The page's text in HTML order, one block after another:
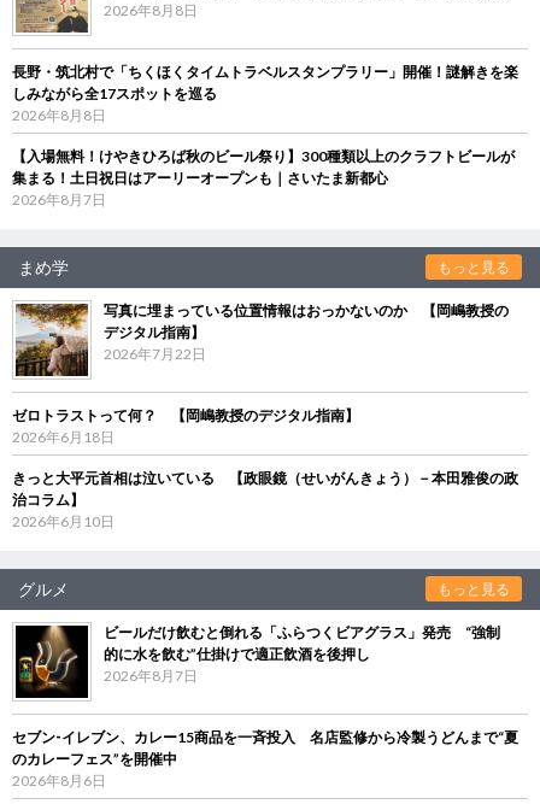
2026年8月8日
長野・筑北村で「ちくほくタイムトラベルスタンプラリー」開催！謎解きを楽
しみながら全17スポットを巡る
2026年8月8日
【入場無料！けやきひろば秋のビール祭り】300種類以上のクラフトビールが
集まる！土日祝日はアーリーオープンも｜さいたま新都心
2026年8月7日
まめ学 もっと見る
写真に埋まっている位置情報はおっかないのか 【岡嶋教授の
デジタル指南】
2026年7月22日
ゼロトラストって何？ 【岡嶋教授のデジタル指南】
2026年6月18日
きっと大平元首相は泣いている 【政眼鏡（せいがんきょう）－本田雅俊の政
治コラム】
2026年6月10日
グルメ もっと見る
ビールだけ飲むと倒れる「ふらつくビアグラス」発売 “強制
的に水を飲む”仕掛けで適正飲酒を後押し
2026年8月7日
セブン‐イレブン、カレー15商品を一斉投入 名店監修から冷製うどんまで“夏
のカレーフェス”を開催中
2026年8月6日